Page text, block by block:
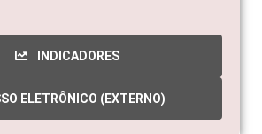
INDICADORES
ELETRÔNICO (EXTERNO)